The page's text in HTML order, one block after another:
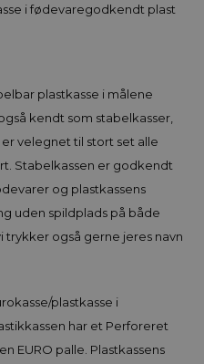
i fødevaregodkendt plast
plastkasse i målene
kendt som stabelkasser,
velegnet til stort set alle
Stabelkassen er godkendt
og plastkassens
uden spildplads på både
også gerne jeres navn
plastkasse i
har et Perforeret
EURO palle. Plastkassens